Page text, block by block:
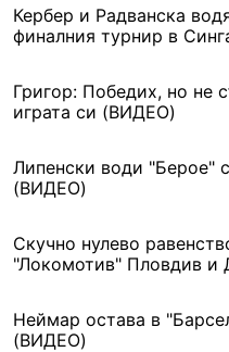
Кербер и Радванска
финалния турнир в
Григор: Победих, но не
играта си (ВИДЕО)
Липенски води "Берое"
(ВИДЕО)
Скучно нулево
"Локомотив" Пловдив и
Неймар остава в
(ВИДЕО)